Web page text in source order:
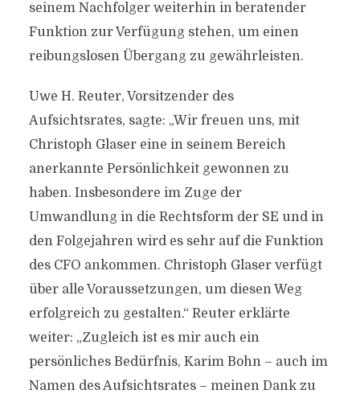
seinem Nachfolger weiterhin in beratender
Funktion zur Verfügung stehen, um einen
reibungslosen Übergang zu gewährleisten.
Uwe H. Reuter, Vorsitzender des
Aufsichtsrates, sagte: „Wir freuen uns, mit
Christoph Glaser eine in seinem Bereich
anerkannte Persönlichkeit gewonnen zu
haben. Insbesondere im Zuge der
Umwandlung in die Rechtsform der SE und in
den Folgejahren wird es sehr auf die Funktion
des CFO ankommen. Christoph Glaser verfügt
über alle Voraussetzungen, um diesen Weg
erfolgreich zu gestalten.“ Reuter erklärte
weiter: „Zugleich ist es mir auch ein
persönliches Bedürfnis, Karim Bohn – auch im
Namen des Aufsichtsrates – meinen Dank zu